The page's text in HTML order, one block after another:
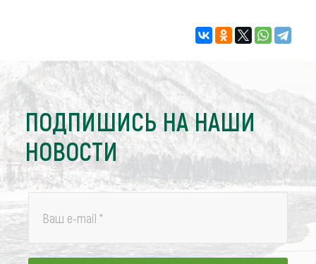
ПОДПИШИСЬ НА НАШИ
НОВОСТИ
Ваш e-mail *